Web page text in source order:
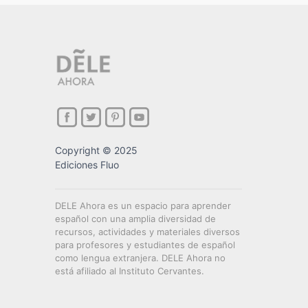
Copyright © 2025
Ediciones Fluo
DELE Ahora es un espacio para aprender
español con una amplia diversidad de
recursos, actividades y materiales diversos
para profesores y estudiantes de español
como lengua extranjera. DELE Ahora no
está afiliado al Instituto Cervantes.